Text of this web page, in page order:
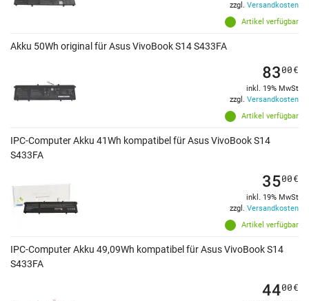
Artikel verfügbar
zzgl. Versandkosten
Akku 50Wh original für Asus VivoBook S14 S433FA
Artikel verfügbar
8300€
inkl. 19% MwSt
zzgl. Versandkosten
IPC-Computer Akku 41Wh kompatibel für Asus VivoBook S14
S433FA
Artikel verfügbar
3500€
inkl. 19% MwSt
zzgl. Versandkosten
IPC-Computer Akku 49,09Wh kompatibel für Asus VivoBook S14
S433FA
4400€